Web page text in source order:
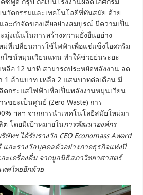
วัตกรรมและเทคโนโลยีที่ทันสมัย ด้วย
ละกำจัดของเสียอย่างสมบูรณ์ มีความเป็น
งเน้นในการสร้างความยั่งยืนอย่าง
ม่ที่เปลี่ยนการใช้ไฟฟ้าเพื่อแช่แข็งไอศกรีม
ไซน์หมุนเวียนแทน ทำให้ช่วยย่นระยะ
หลือ 12 นาที สามารถประหยัดพลังงาน ลด
1 ล้านบาท เหลือ 2 แสนบาทต่อเดือน มี
ตกระแสไฟฟ้าเพื่อเป็นพลังงานหมุนเวียน
ขยะเป็นศูนย์ (Zero Waste) การ
ฯลฯ จากการนำเทคโนโลยีสมัยใหม่มา
ต โดยมีเป้าหมายในการพัฒนาองค์กร
ษัทฯ ได้รับรางวัล CEO Economass Award
และรางวัลบุคคลตัวอย่างภาคธุรกิจแห่งปี
ะเครื่องดื่ม จากมูลนิธิสภาวิทยาศาสตร์
ทศไทยอีกด้วย